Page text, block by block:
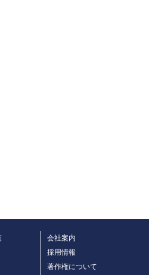
会社案内
採用情報
著作権について